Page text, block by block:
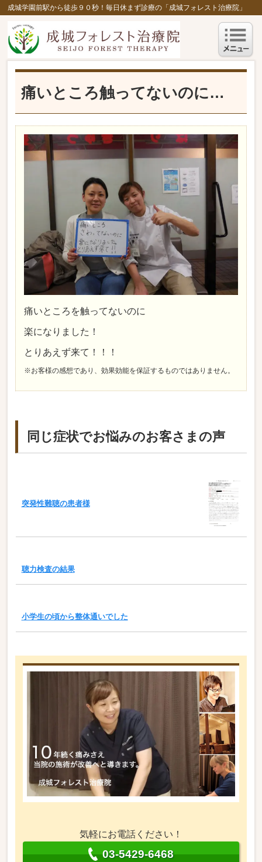
成城学園前駅から徒歩９０秒！毎日休まず診療の「成城フォレスト治療院」
痛いところ触ってないのに…
痛いところを触ってないのに
楽になりました！
とりあえず来て！！！
※お客様の感想であり、効果効能を保証するものではありません。
同じ症状でお悩みのお客さまの声
突発性難聴の患者様
聴力検査の結果
小学生の頃から整体通いでした
気軽にお電話ください！
03-5429-6468